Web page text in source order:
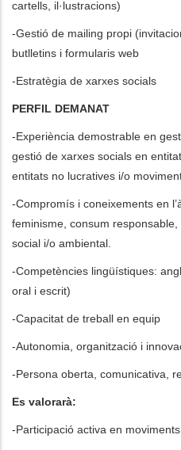
cartells, il·lustracions)
-Gestió de mailing propi
butlletins i formularis web
-Estratègia de xarxes socials
PERFIL DEMANAT
-Experiència demostrable en
gestió de xarxes socials en
entitats no lucratives i/o
-Compromís i coneixements en
feminisme, consum
social i/o ambiental.
-Competències lingüístiques:
oral i escrit)
-Capacitat de treball en equip
-Autonomia, organització i
-Persona oberta, comunicativa,
Es valorarà:
-Participació activa en